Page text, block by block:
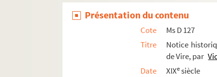
Ms D 151. Ordre royal de la Légion d'honneur
Ms E 1. Acte de donation et fondation de 26
Ms E 2. Plans et dessins de fortifications ou
Ms E 3. Rentes seigneuriales et héritages à
Présentation du contenu
Cote
Ms D 127
Titre
Notice
de Vire, par
Date
XIXesiècle